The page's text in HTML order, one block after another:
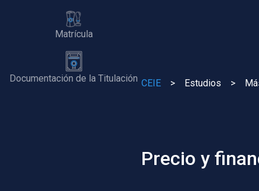
Matrícula
Documentación de la Titulación CEIE > Estudios >
Precio y